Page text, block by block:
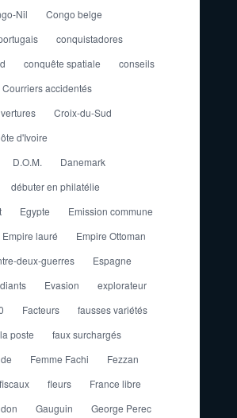
Nil
Congo belge
conquistadores
conquête spatiale
conseils
Courriers accidentés
Croix-du-Sud
d'Ivoire
D.O.M.
Danemark
débuter en philatélie
Egypte
Emission commune
Empire lauré
Empire Ottoman
deux-guerres
Espagne
Evasion
explorateur
Facteurs
fausses variétés
poste
faux surchargés
Femme Fachi
Fezzan
fiscaux fleurs
France libre
Gauguin
George Perec